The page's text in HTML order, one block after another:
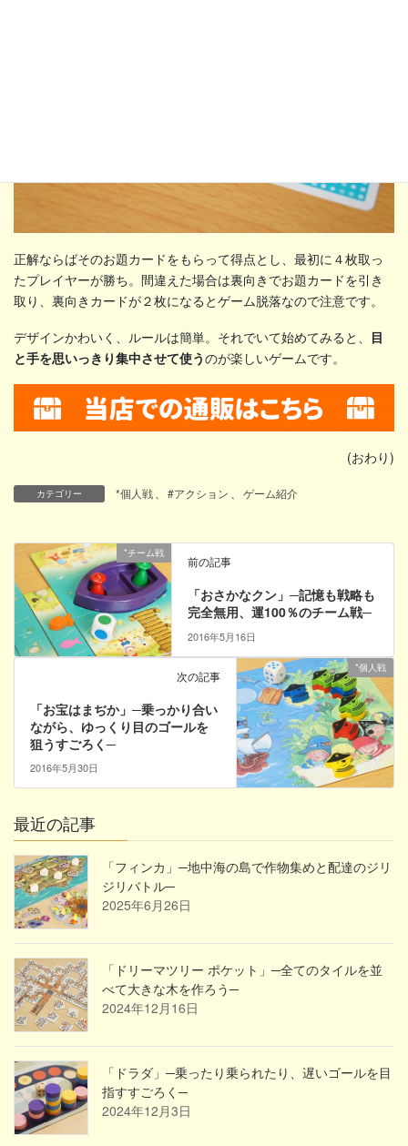
正解ならばそのお題カードをもらって得点とし、最初に４枚取っ
たプレイヤーが勝ち。間違えた場合は裏向きでお題カードを引き
取り、裏向きカードが２枚になるとゲーム脱落なので注意です。
デザインかわいく、ルールは簡単。それでいて始めてみると、 目
と手を思いっきり集中させて使うのが楽しいゲームです。
(おわり)
カテゴリー *個人戦、 #アクション 、 ゲーム紹介
*チーム戦
前の記事
「おさかなクン」─記憶も戦略も
完全無用、運100％のチーム戦─
2016年5月16日
*個人戦
次の記事
「お宝はまぢか」─乗っかり合い
ながら、ゆっくり目のゴールを
狙うすごろく─
2016年5月30日
最近の記事
「フィンカ」─地中海の島で作物集めと配達のジリ
ジリバトル─
2025年6月26日
「ドリーマツリー ポケット」─全てのタイルを並
べて大きな木を作ろう─
2024年12月16日
「ドラダ」─乗ったり乗られたり、遅いゴールを目
指すすごろく─
2024年12月3日